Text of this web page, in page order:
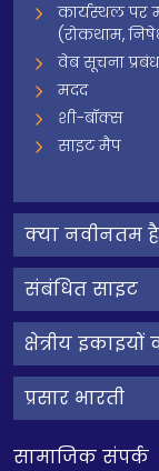
कार्यस्थल पर
(रोकथाम,
वेब सूचना
मदद
शी-बॉक्स
साइट मैप
क्‍या नवीनतम है
संबंधित साइट
क्षेत्रीय
प्रसार भारती
सामाजिक संपर्क